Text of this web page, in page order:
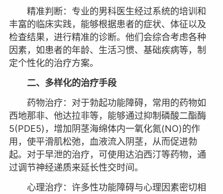
精准判断：专业的男科医生经过系统的培训和
丰富的临床实践，能够根据患者的症状、体征以及
检查结果，进行精准的诊断。他们会综合考虑各种
因素，如患者的年龄、生活习惯、基础疾病等，制
定个性化的治疗方案。
二、多样化的治疗手段
药物治疗：对于勃起功能障碍，常用的药物如
西地那非、他达拉非等，能够通过抑制磷酸二酯酶
5(PDE5)，增加阴茎海绵体内一氧化氮(NO)的作
用，使平滑肌松弛，血液流入阴茎，从而促进勃
起。对于早泄的治疗，可使用达泊西汀等药物，通
过调节神经递质来延长性交时间。
心理治疗：许多性功能障碍与心理因素密切相